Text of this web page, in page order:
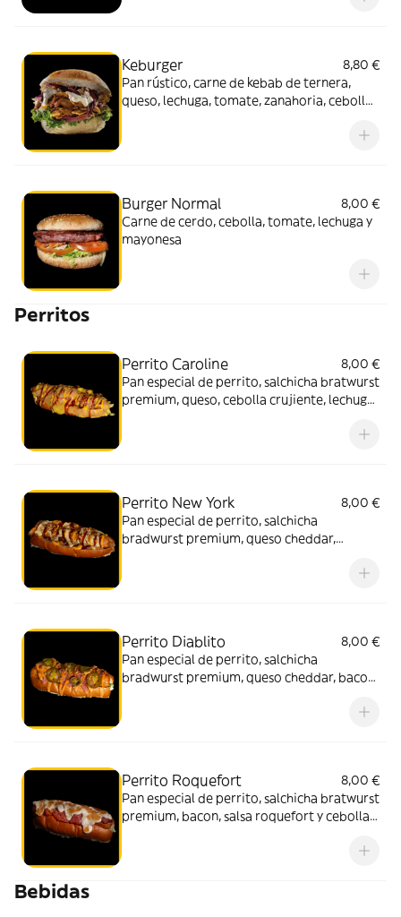
Keburger
8,80 €
Pan rústico, carne de kebab de ternera,
queso, lechuga, tomate, zanahoria, cebolla
Burger Normal
8,00 €
Carne de cerdo, cebolla, tomate, lechuga y
mayonesa
Perritos
Perrito Caroline
8,00 €
Pan especial de perrito, salchicha bratwurst
premium, queso, cebolla crujiente, lechuga,
Perrito New York
8,00 €
Pan especial de perrito, salchicha
bradwurst premium, queso cheddar,
Perrito Diablito
8,00 €
Pan especial de perrito, salchicha
bradwurst premium, queso cheddar, bacon,
Perrito Roquefort
8,00 €
Pan especial de perrito, salchicha bratwurst
premium, bacon, salsa roquefort y cebolla
Bebidas